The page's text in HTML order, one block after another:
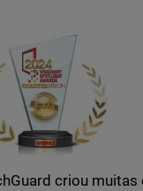
criou